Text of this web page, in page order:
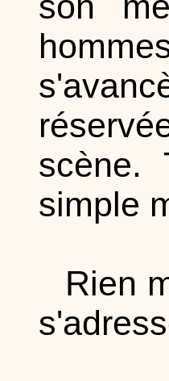
scène.
simple
Rien